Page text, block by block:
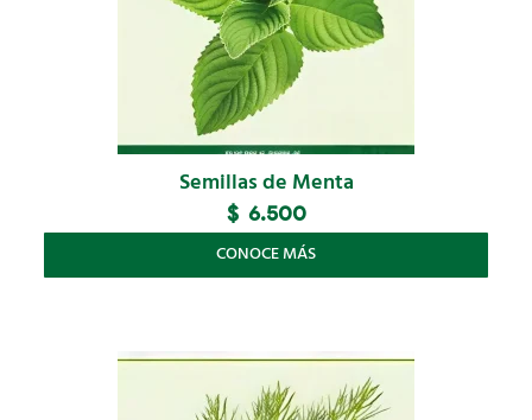
Semillas de Menta
$ 6.500
CONOCE MÁS